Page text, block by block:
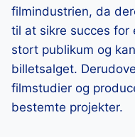
filmindustrien, da
til at sikre succes
stort publikum og
billetsalget.
filmstudier og
bestemte projekter.